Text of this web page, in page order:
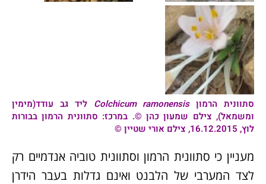
סתוונית הרמון Colchicum ramonensis ליד גב עודד(מימין
ומשמאל), צילם שמעון כהן ©. במרכז: סתוונית הרמוןבבורות
לוץ, 16.12.2015, צילם אורי שטיין ©
מעניין כי סתוונית הרמון וסתוונית טוביה אנדמיים רק
לצד המערבי של הלבנט ואינם גדלות בעבר הידרן